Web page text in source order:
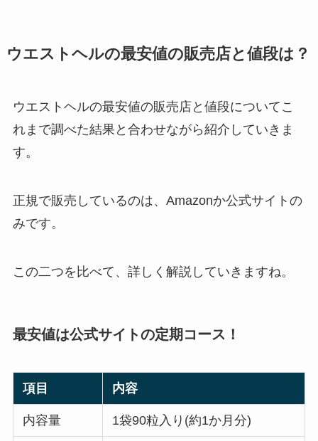
ウエストヘルの最安値の販売店と値段は？
ウエストヘルの最安値の販売店と値段についてこ
れまで調べた結果と合わせながら紹介していきま
す。
正規で販売しているのは、Amazonか公式サイトの
みです。
この二つを比べて、詳しく解説していきますね。
最安値は公式サイトの定期コース！
項目 内容
内容量 1袋90粒入り(約1か月分)